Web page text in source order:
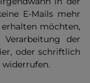
E-Mails mehr
möchten,
der
oder schriftlich
widerrufen.